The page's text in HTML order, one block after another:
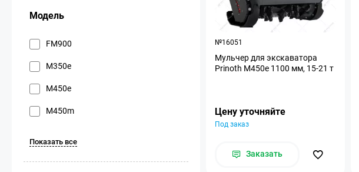
Модель
FM900
M350e
M450e
M450m
Показать все
№16051
Мульчер для экскаватора
Prinoth M450e 1100 мм, 15-21 т
Цену уточняйте
Под заказ
Заказать